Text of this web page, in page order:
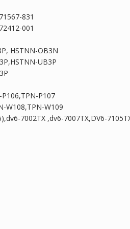
831
001
HSTNN-OB3N
UB3P
P107
W108,TPN-W109
7002TX ,dv6-7007TX,DV6-